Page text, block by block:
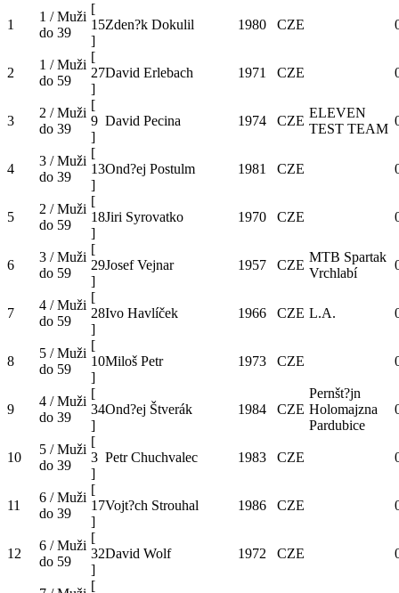
1
1 / Muži
do 39
[
15
]
Zden?k Dokulil 1980 CZE
2
1 / Muži
do 59
[
27
]
David Erlebach 1971 CZE
3
2 / Muži
do 39
[
9
]
David Pecina 1974 CZE
ELEVEN
TEST TEAM
4
3 / Muži
do 39
[
13
]
Ond?ej Postulm 1981 CZE
5
2 / Muži
do 59
[
18
]
Jiri Syrovatko 1970 CZE
6
3 / Muži
do 59
[
29
]
Josef Vejnar 1957 CZE
MTB Spartak
Vrchlabí
7
4 / Muži
do 59
[
28
]
Ivo Havlíček 1966 CZE L.A.
8
5 / Muži
do 59
[
10
]
Miloš Petr 1973 CZE
9
4 / Muži
do 39
[
34
]
Ond?ej Štverák 1984 CZE
Pernšt?jn
Holomajzna
Pardubice
10
5 / Muži
do 39
[
3
]
Petr Chuchvalec 1983 CZE
11
6 / Muži
do 39
[
17
]
Vojt?ch Strouhal 1986 CZE
12
6 / Muži
do 59
[
32
]
David Wolf 1972 CZE
[